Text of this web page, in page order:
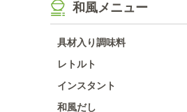
和風メニュー
具材入り調味料
レトルト
インスタント
和風だし